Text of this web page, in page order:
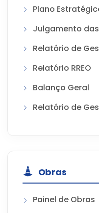
Plano
Julgamento
Relatório de
Relatório RREO
Balanço Geral
Relatório de
Obras
Painel de Obras